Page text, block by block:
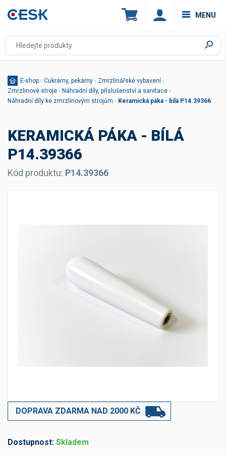
MENU
E-shop › Cukrárny, pekárny › Zmrzlinářské vybavení ›
Zmrzlinové stroje › Náhradní díly, příslušenství a sanitace ›
Náhradní díly ke zmrzlinovým strojům › Keramická páka - bílá P14.39366
KERAMICKÁ PÁKA - BÍLÁ
P14.39366
Kód produktu: P14.39366
DOPRAVA ZDARMA NAD 2000 KČ
Dostupnost: Skladem